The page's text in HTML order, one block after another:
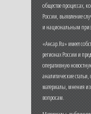
обществе процессах,
России, выявление
и национальным
«Ансар.Ru» имеет
регионах России и
оперативную
аналитические
материалы, мнения
вопросам.